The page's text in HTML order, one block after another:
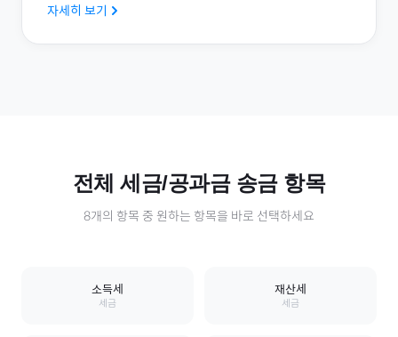
자세히 보기
전체세금/공과금송금 항목
8개의 항목 중 원하는 항목을 바로 선택하세요
소득세
세금
재산세
세금